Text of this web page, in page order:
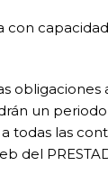
con
obligaciones
un
todas las
del